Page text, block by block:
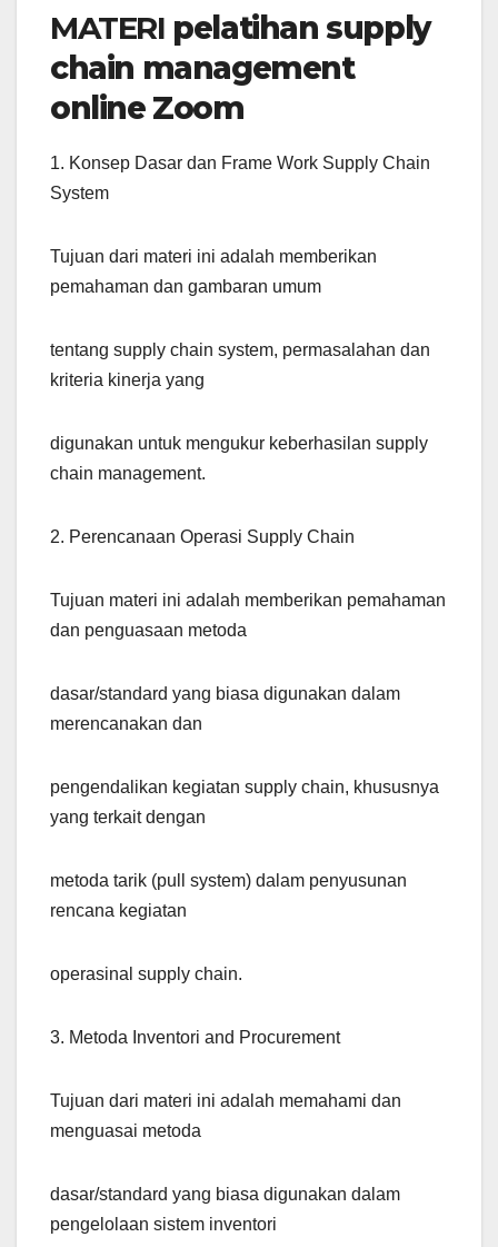
MATERI pelatihan supply
chain management
online Zoom
1. Konsep Dasar dan Frame Work Supply Chain
System
Tujuan dari materi ini adalah memberikan
pemahaman dan gambaran umum
tentang supply chain system, permasalahan dan
kriteria kinerja yang
digunakan untuk mengukur keberhasilan supply
chain management.
2. Perencanaan Operasi Supply Chain
Tujuan materi ini adalah memberikan pemahaman
dan penguasaan metoda
dasar/standard yang biasa digunakan dalam
merencanakan dan
pengendalikan kegiatan supply chain, khususnya
yang terkait dengan
metoda tarik (pull system) dalam penyusunan
rencana kegiatan
operasinal supply chain.
3. Metoda Inventori and Procurement
Tujuan dari materi ini adalah memahami dan
menguasai metoda
dasar/standard yang biasa digunakan dalam
pengelolaan sistem inventori